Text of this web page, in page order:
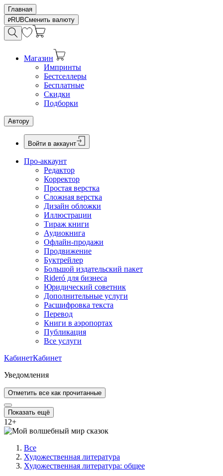
Главная
RUBСменить валюту
Магазин
Импринты
Бестселлеры
Бесплатные
Скидки
Подборки
Автору
Войти в аккаунт
Про-аккаунт
Редактор
Корректор
Простая верстка
Сложная верстка
Дизайн обложки
Иллюстрации
Тираж книги
Аудиокнига
Офлайн-продажи
Продвижение
Буктрейлер
Большой издательский пакет
Rideró для бизнеса
Юридический советник
Дополнительные услуги
Расшифровка текста
Перевод
Книги в аэропортах
Публикация
Все услуги
КабинетКабинет
Уведомления
Отметить все как прочитанные
Показать ещё
12+
Все
Художественная литература
Художественная литература: общее